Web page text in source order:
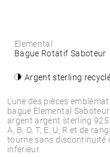
L’une des pièces
bague Elemental
argent argent sterling 925.
A, B, O, T, E, U, R et de
tourne sans discontinuité
inférieur.
Elemental
Bague Rotatif Saboteur
Argent sterling